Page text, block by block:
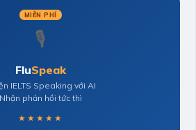
MIỄN PHÍ
🎙️
FluSpeak
IELTS Speaking với AI
Nhận phản hồi tức thì
★★★★★